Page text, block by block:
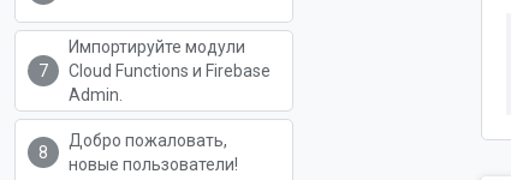
Импортируйте модули
Cloud Functions и Firebase
Admin.
Добро пожаловать,
новые пользователи!